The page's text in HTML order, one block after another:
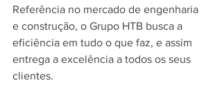
Referência no mercado de engenharia
e construção, o Grupo HTB busca a
eficiência em tudo o que faz, e assim
entrega a excelência a todos os seus
clientes.